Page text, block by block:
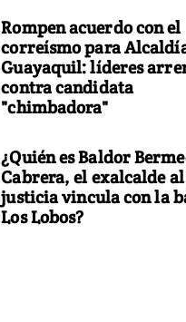
Rompen acuerdo con el
correísmo para
Guayaquil: líderes
contra candidata
"chimbadora"
¿Quién es Baldor
Cabrera, el exalcalde
justicia vincula con la
Los Lobos?